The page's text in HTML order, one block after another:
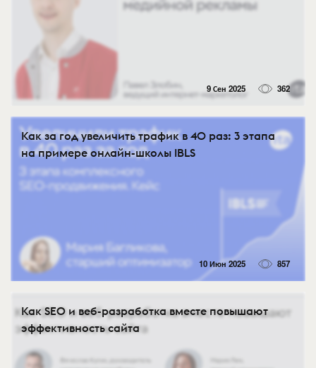
9 Сен 2025 362
Как за год увеличить трафик в 40 раз: 3 этапа
на примере онлайн-школы IBLS
10 Июн 2025 857
Как SEO и веб-разработка вместе повышают
эффективность сайта